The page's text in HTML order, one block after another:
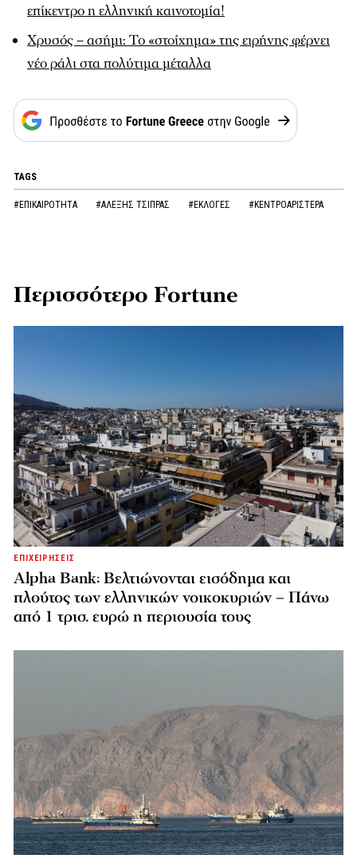
επίκεντρο η ελληνική καινοτομία!
Χρυσός – ασήμι: Το «στοίχημα» της ειρήνης φέρνει
νέο ράλι στα πολύτιμα μέταλλα
TAGS
#ΕΠΙΚΑΙΡΟΤΗΤΑ #ΑΛΕΞΗΣ ΤΣΙΠΡΑΣ #ΕΚΛΟΓΕΣ #ΚΕΝΤΡΟΑΡΙΣΤΕΡΑ
Περισσότερο Fortune
ΕΠΙΧΕΙΡΗΣΕΙΣ
Alpha Bank: Βελτιώνονται εισόδημα και
πλούτος των ελληνικών νοικοκυριών – Πάνω
από 1 τρισ. ευρώ η περιουσία τους